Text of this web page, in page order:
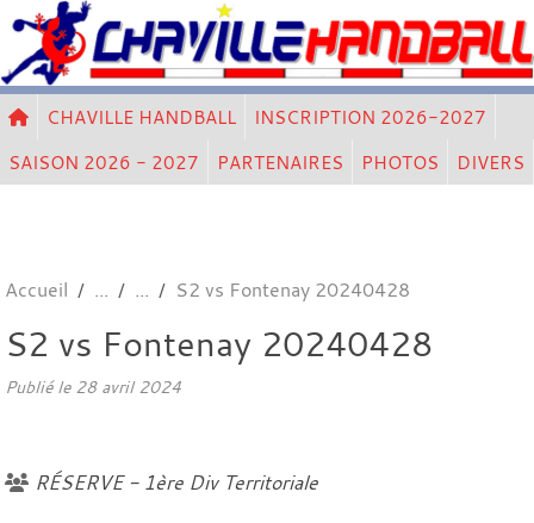
CHAVILLE HANDBALL
INSCRIPTION 2026-2027
SAISON 2026 - 2027
PARTENAIRES PHOTOS DIVERS
Accueil S2 vs Fontenay 20240428
S2 vs Fontenay 20240428
Publié le 28 avril 2024
RÉSERVE - 1ère Div Territoriale
Panneau de gestion des cookies